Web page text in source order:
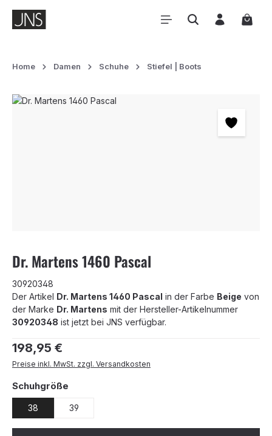
Zum Hauptinhalt springen
Home Damen Schuhe Stiefel | Boots
Bildergalerie überspringen
Dr. Martens 1460 Pascal
30920348
Der Artikel Dr. Martens 1460 Pascal in der Farbe Beige von
der Marke Dr. Martens mit der Hersteller-Artikelnummer
30920348 ist jetzt bei JNS verfügbar.
Regulärer Preis:
198,95 €
Preise inkl. MwSt. zzgl. Versandkosten
Schuhgröße
38 39